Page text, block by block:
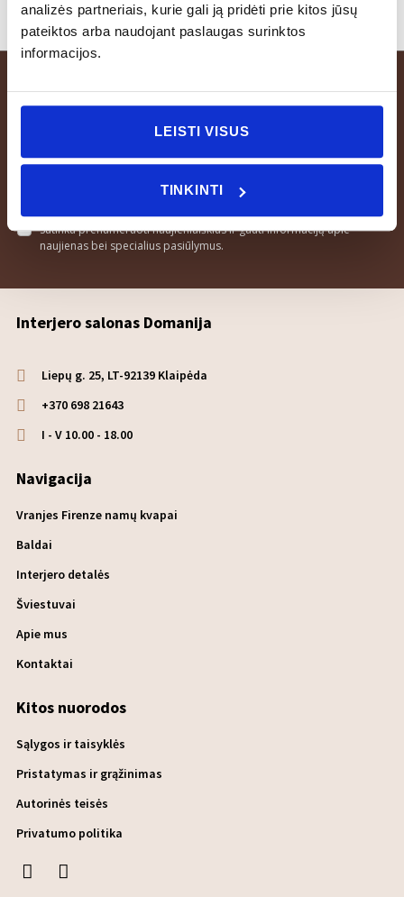
analizės partneriais, kurie gali ją pridėti prie kitos jūsų
pateiktos arba naudojant paslaugas surinktos
informacijos.
LEISTI VISUS
TINKINTI
Prenumeruokite naujienlaiškį ir pirmojo pirkimo metu dovanų
Sutinku prenumeruoti naujienlaiškius ir gauti informaciją apie
naujienas bei specialius pasiūlymus.
Interjero salonas Domanija
Liepų g. 25, LT-92139 Klaipėda
+370 698 21643
I - V 10.00 - 18.00
Navigacija
Vranjes Firenze namų kvapai
Baldai
Interjero detalės
Šviestuvai
Apie mus
Kontaktai
Kitos nuorodos
Sąlygos ir taisyklės
Pristatymas ir grąžinimas
Autorinės teisės
Privatumo politika